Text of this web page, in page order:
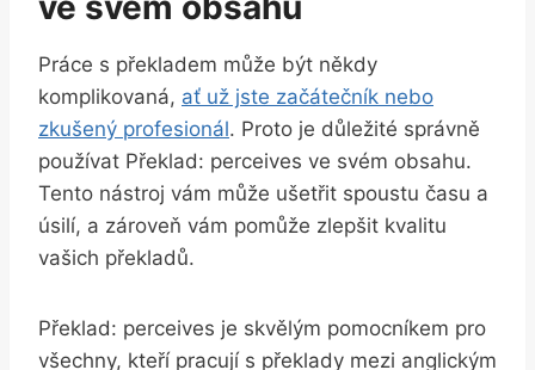
Práce s překladem může být někdy
komplikovaná, ať už jste začátečník nebo
zkušený profesionál. Proto je důležité správně
používat Překlad: perceives ve svém obsahu.
Tento nástroj vám může ušetřit spoustu času a
úsilí, a zároveň vám pomůže zlepšit kvalitu
vašich překladů.
Překlad: perceives je skvělým pomocníkem pro
všechny, kteří pracují s překlady mezi anglickým